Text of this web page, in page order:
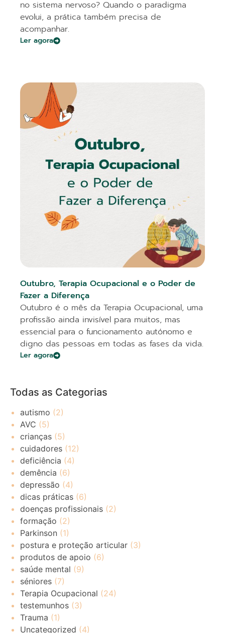
no sistema nervoso? Quando o paradigma
evolui, a prática também precisa de
acompanhar.
Ler agora
Outubro, Terapia Ocupacional e o Poder de
Fazer a Diferença
Outubro é o mês da Terapia Ocupacional, uma
profissão ainda invisível para muitos, mas
essencial para o funcionamento autónomo e
digno das pessoas em todas as fases da vida.
Ler agora
Todas as Categorias
autismo (2)
AVC (5)
crianças (5)
cuidadores (12)
deficiência (4)
demência (6)
depressão (4)
dicas práticas (6)
doenças profissionais (2)
formação (2)
Parkinson (1)
postura e proteção articular (3)
produtos de apoio (6)
saúde mental (9)
séniores (7)
Terapia Ocupacional (24)
testemunhos (3)
Trauma (1)
Uncategorized (4)